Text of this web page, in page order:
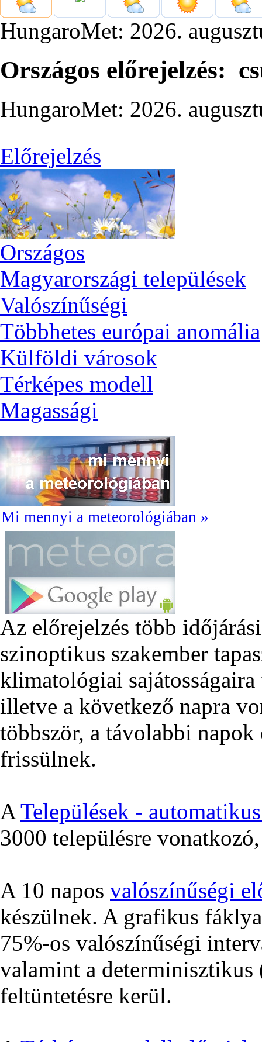
HungaroMet: 2026.
Országos előrejelzés:
HungaroMet: 2026.
Előrejelzés
Országos
Magyarországi települések
Valószínűségi
Többhetes európai anomália
Külföldi városok
Térképes modell
Magassági
Mi mennyi a meteorológiában »
Az előrejelzés több
szinoptikus szakember
klimatológiai
illetve a következő napra
többször, a távolabbi napok
frissülnek.
ATelepülések -
3000 településre
A 10 napos valószínűségi
készülnek. A grafikus
75%-os valószínűségi
valamint a
feltüntetésre kerül.